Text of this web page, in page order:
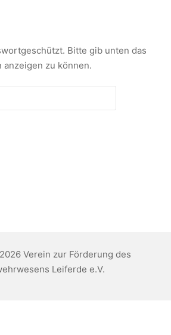
Bitte gib unten das
anzeigen zu können.
Verein zur Förderung des
Leiferde e.V.